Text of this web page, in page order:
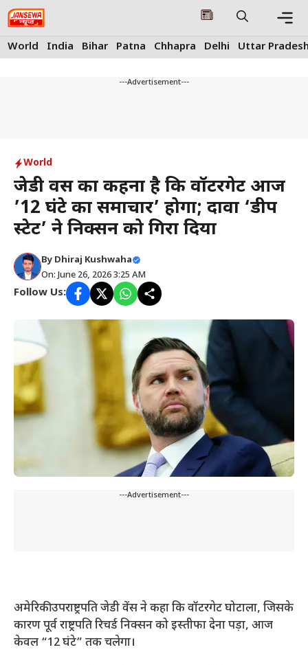
Skip
to
content
World India Bihar Patna Chhapra Delhi Uttar
---Advertisement---
World
जेडी वेंस का कहना है कि वॉटरगेट आज
’12 घंटे का समाचार’ होगा; दावा ‘डीप
स्टेट’ ने निक्सन को गिरा दिया
By Dhiraj Kushwaha
On: June 26, 2026 3:25 AM
Follow Us:
---Advertisement---
अमेरिकी उपराष्ट्रपति जेडी वेंस ने कहा कि वॉटरगेट घोटाला, जिसके
कारण पूर्व राष्ट्रपति रिचर्ड निक्सन को इस्तीफा देना पड़ा, आज
केवल “12 घंटे” तक चलेगा।